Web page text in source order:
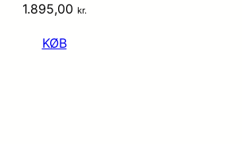
1.895,00 kr.
KØB